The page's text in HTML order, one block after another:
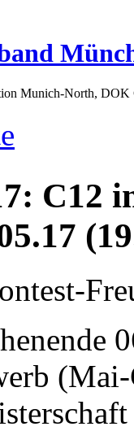
Munich-North,
C12